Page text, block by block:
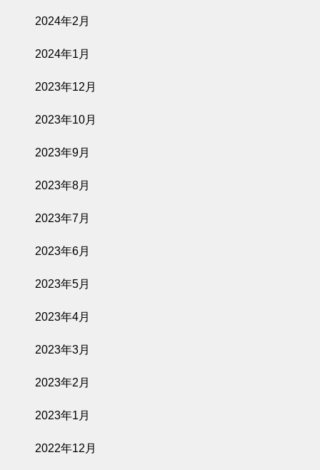
2024年2月
2024年1月
2023年12月
2023年10月
2023年9月
2023年8月
2023年7月
2023年6月
2023年5月
2023年4月
2023年3月
2023年2月
2023年1月
2022年12月